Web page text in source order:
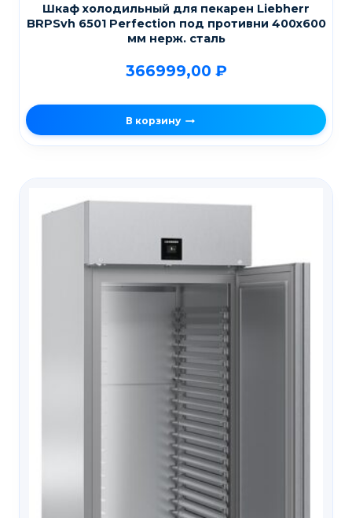
Шкаф холодильный для пекарен Liebherr
BRPSvh 6501 Perfection под противни 400х600
мм нерж. сталь
366999,00 ₽
В корзину